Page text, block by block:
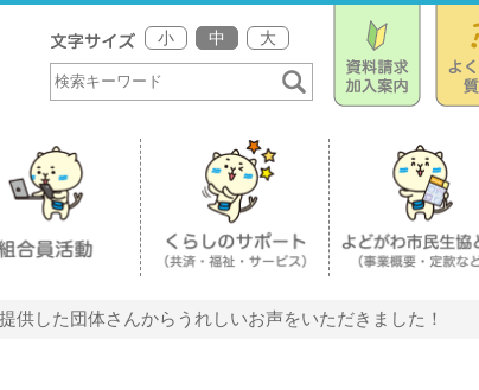
小 中 大
供した団体さんからうれしいお声をいただきました！